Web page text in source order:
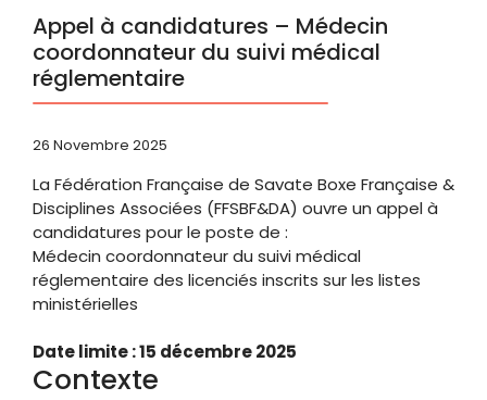
Appel à candidatures – Médecin
coordonnateur du suivi médical
réglementaire
26 Novembre 2025
La Fédération Française de Savate Boxe Française &
Disciplines Associées (FFSBF&DA) ouvre un appel à
candidatures pour le poste de :
Médecin coordonnateur du suivi médical
réglementaire des licenciés inscrits sur les listes
ministérielles
Date limite : 15 décembre 2025
Contexte